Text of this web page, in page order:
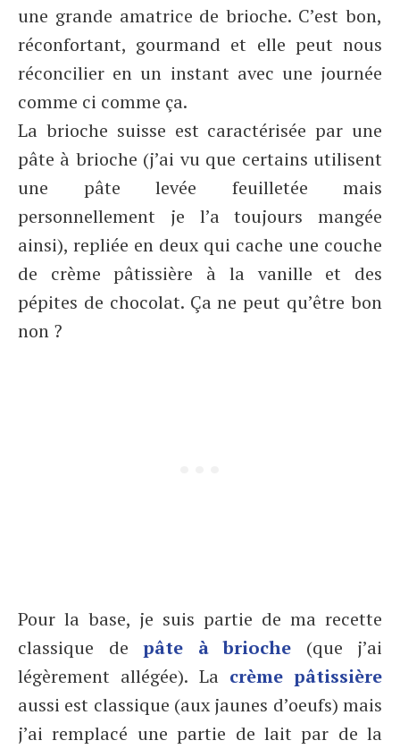
une grande amatrice de brioche. C’est bon,
réconfortant, gourmand et elle peut nous
réconcilier en un instant avec une journée
comme ci comme ça.
La brioche suisse est caractérisée par une
pâte à brioche (j’ai vu que certains utilisent
une pâte levée feuilletée mais
personnellement je l’a toujours mangée
ainsi), repliée en deux qui cache une couche
de crème pâtissière à la vanille et des
pépites de chocolat. Ça ne peut qu’être bon
non ?
Pour la base, je suis partie de ma recette
classique de pâte à brioche (que j’ai
légèrement allégée). La crème pâtissière
aussi est classique (aux jaunes d’oeufs) mais
j’ai remplacé une partie de lait par de la